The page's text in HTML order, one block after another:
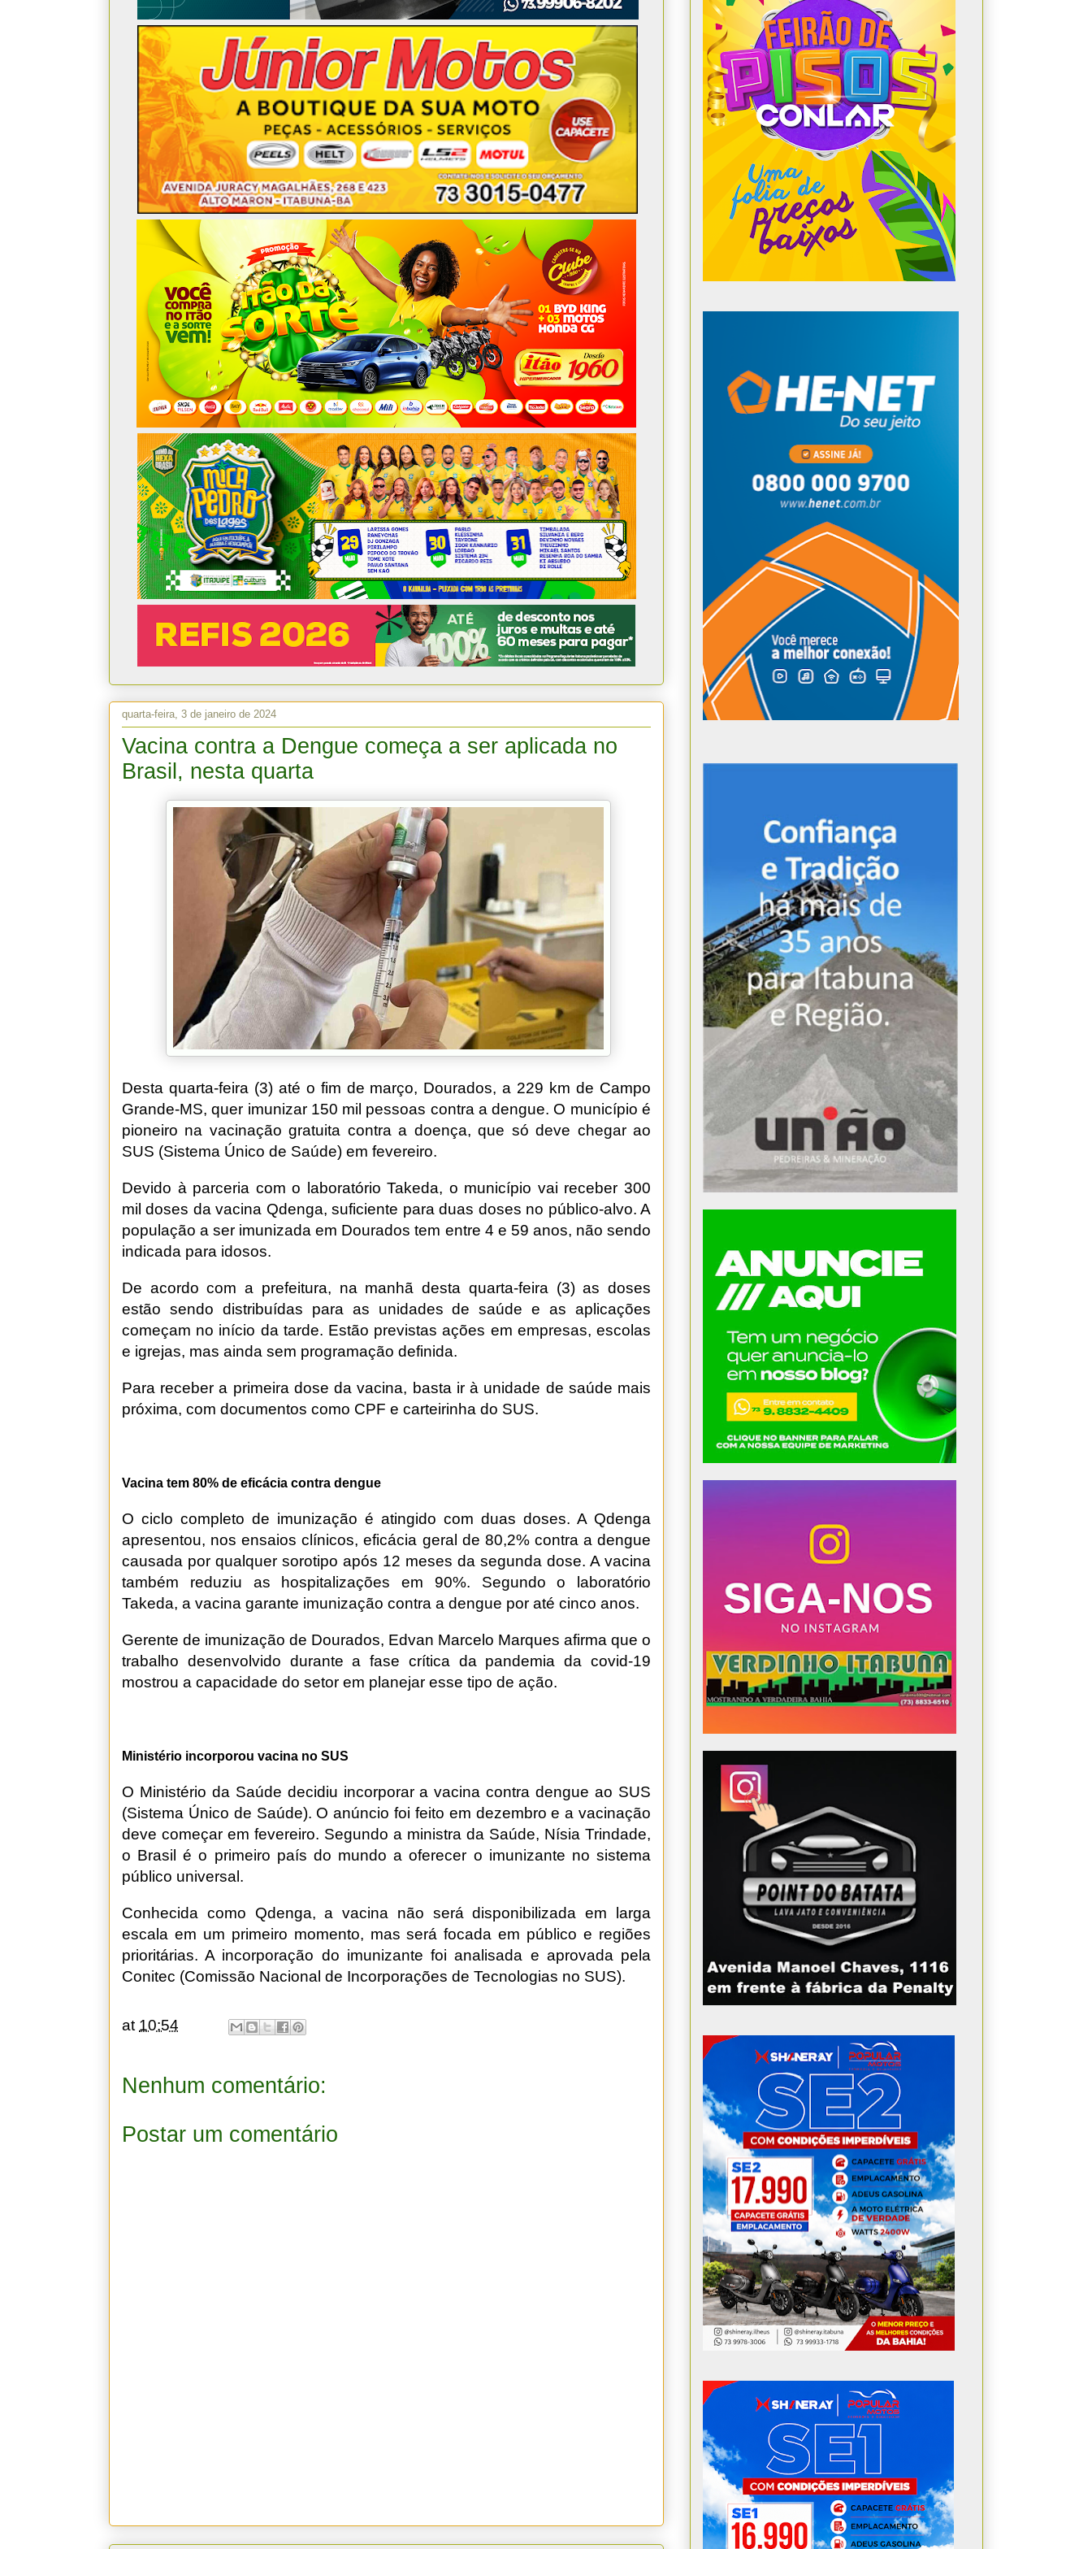
quarta-feira, 3 de janeiro de 2024
Vacina contra a Dengue começa a ser aplicada no
Brasil, nesta quarta
Desta quarta-feira (3) até o fim de março, Dourados, a 229 km de Campo
Grande-MS, quer imunizar 150 mil pessoas contra a dengue. O município é
pioneiro na vacinação gratuita contra a doença, que só deve chegar ao
SUS (Sistema Único de Saúde) em fevereiro.
Devido à parceria com o laboratório Takeda, o município vai receber 300
mil doses da vacina Qdenga, suficiente para duas doses no público-alvo. A
população a ser imunizada em Dourados tem entre 4 e 59 anos, não sendo
indicada para idosos.
De acordo com a prefeitura, na manhã desta quarta-feira (3) as doses
estão sendo distribuídas para as unidades de saúde e as aplicações
começam no início da tarde. Estão previstas ações em empresas, escolas
e igrejas, mas ainda sem programação definida.
Para receber a primeira dose da vacina, basta ir à unidade de saúde mais
próxima, com documentos como CPF e carteirinha do SUS.
Vacina tem 80% de eficácia contra dengue
O ciclo completo de imunização é atingido com duas doses. A Qdenga
apresentou, nos ensaios clínicos, eficácia geral de 80,2% contra a dengue
causada por qualquer sorotipo após 12 meses da segunda dose. A vacina
também reduziu as hospitalizações em 90%. Segundo o laboratório
Takeda, a vacina garante imunização contra a dengue por até cinco anos.
Gerente de imunização de Dourados, Edvan Marcelo Marques afirma que o
trabalho desenvolvido durante a fase crítica da pandemia da covid-19
mostrou a capacidade do setor em planejar esse tipo de ação.
Ministério incorporou vacina no SUS
O Ministério da Saúde decidiu incorporar a vacina contra dengue ao SUS
(Sistema Único de Saúde). O anúncio foi feito em dezembro e a vacinação
deve começar em fevereiro. Segundo a ministra da Saúde, Nísia Trindade,
o Brasil é o primeiro país do mundo a oferecer o imunizante no sistema
público universal.
Conhecida como Qdenga, a vacina não será disponibilizada em larga
escala em um primeiro momento, mas será focada em público e regiões
prioritárias. A incorporação do imunizante foi analisada e aprovada pela
Conitec (Comissão Nacional de Incorporações de Tecnologias no SUS).
at 10:54
Nenhum comentário:
Postar um comentário